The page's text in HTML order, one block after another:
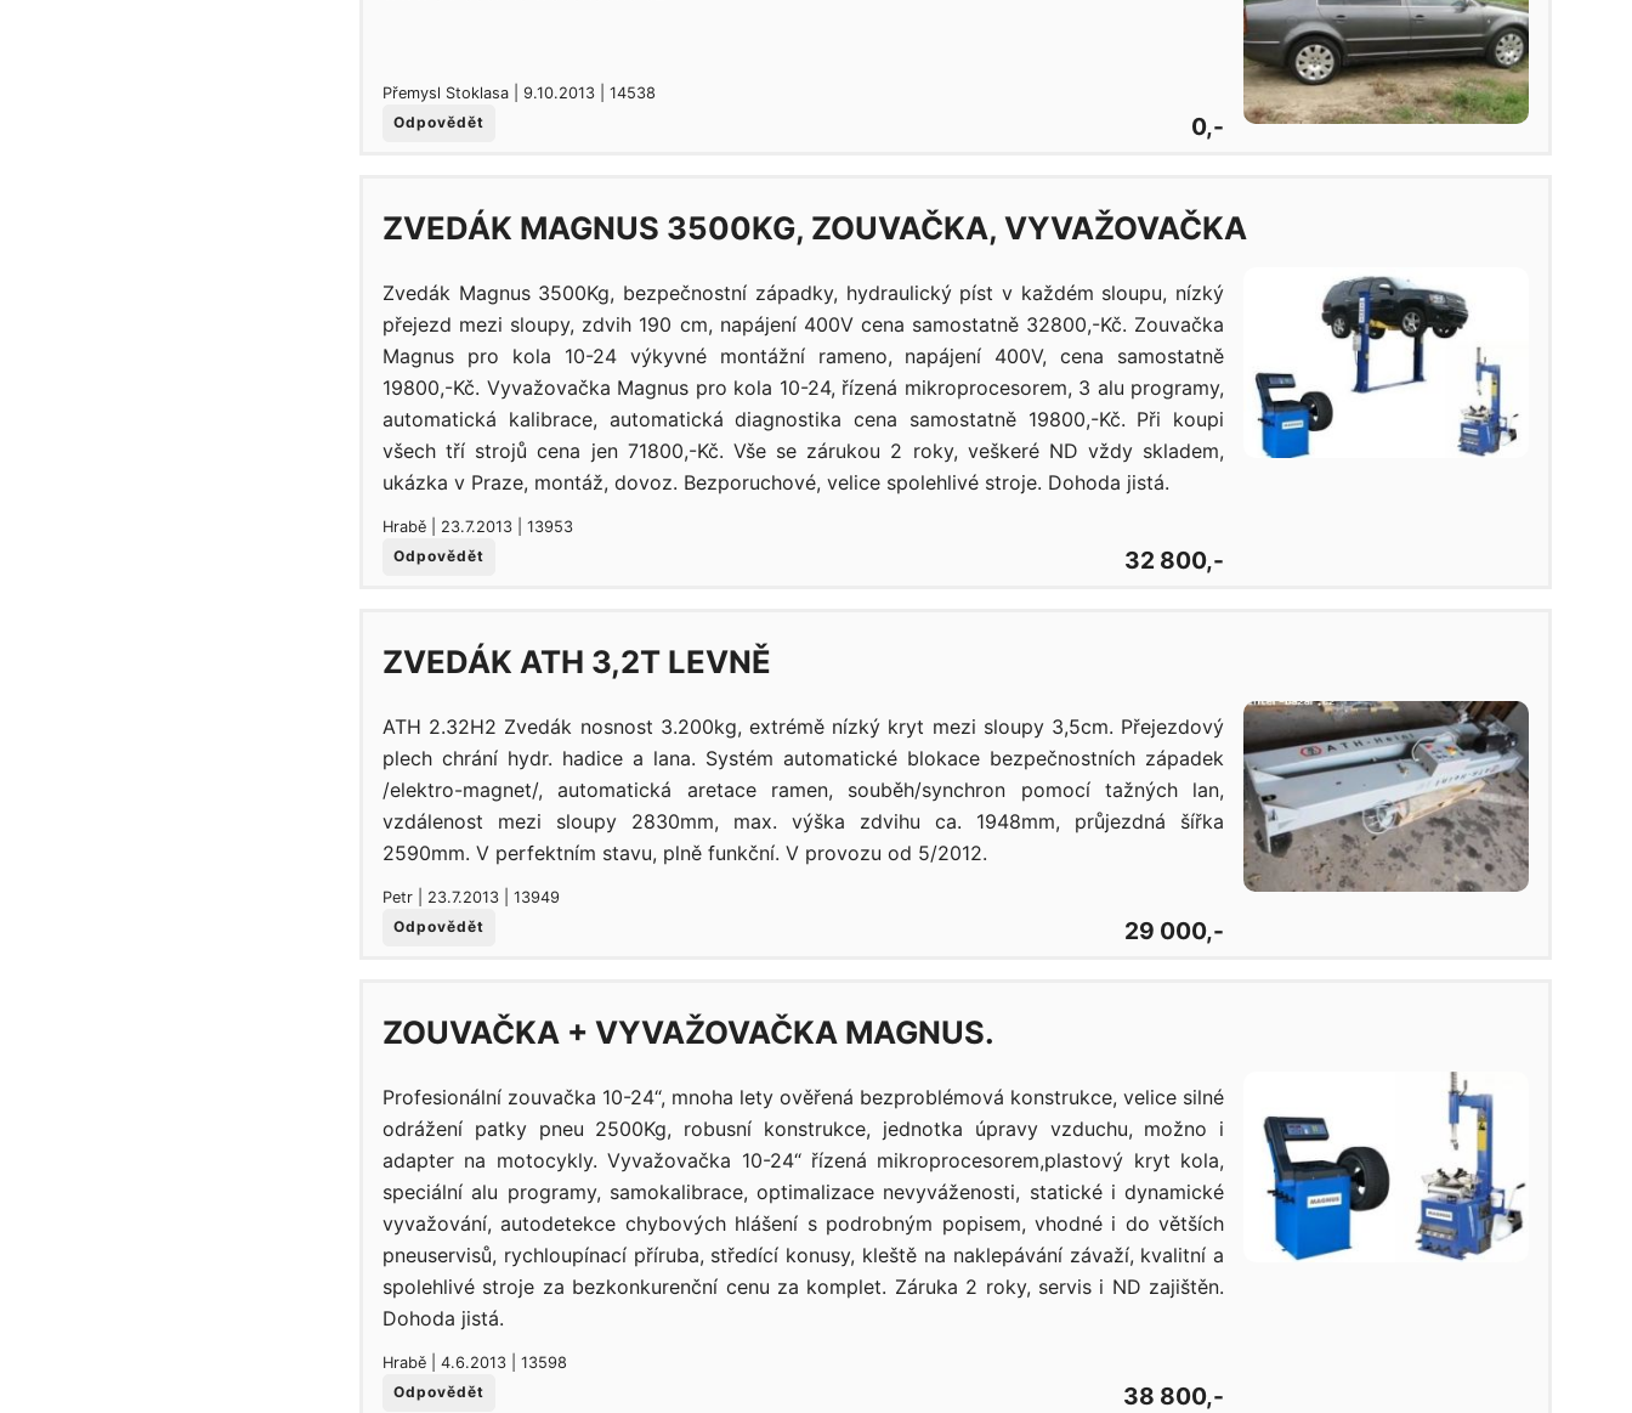
Přemysl Stoklasa | 9.10.2013 | 14538
Odpovědět
0,-
ZVEDÁK MAGNUS 3500KG, ZOUVAČKA, VYVAŽOVAČKA
Zvedák Magnus 3500Kg, bezpečnostní západky, hydraulický píst v každém sloupu, nízký
přejezd mezi sloupy, zdvih 190 cm, napájení 400V cena samostatně 32800,-Kč. Zouvačka
Magnus pro kola 10-24 výkyvné montážní rameno, napájení 400V, cena samostatně
19800,-Kč. Vyvažovačka Magnus pro kola 10-24, řízená mikroprocesorem, 3 alu programy,
automatická kalibrace, automatická diagnostika cena samostatně 19800,-Kč. Při koupi
všech tří strojů cena jen 71800,-Kč. Vše se zárukou 2 roky, veškeré ND vždy skladem,
ukázka v Praze, montáž, dovoz. Bezporuchové, velice spolehlivé stroje. Dohoda jistá.
Hrabě | 23.7.2013 | 13953
Odpovědět
32 800,-
ZVEDÁK ATH 3,2T LEVNĚ
ATH 2.32H2 Zvedák nosnost 3.200kg, extrémě nízký kryt mezi sloupy 3,5cm. Přejezdový
plech chrání hydr. hadice a lana. Systém automatické blokace bezpečnostních západek
/elektro-magnet/, automatická aretace ramen, souběh/synchron pomocí tažných lan,
vzdálenost mezi sloupy 2830mm, max. výška zdvihu ca. 1948mm, průjezdná šířka
2590mm. V perfektním stavu, plně funkční. V provozu od 5/2012.
Petr | 23.7.2013 | 13949
Odpovědět
29 000,-
ZOUVAČKA + VYVAŽOVAČKA MAGNUS.
Profesionální zouvačka 10-24“, mnoha lety ověřená bezproblémová konstrukce, velice silné
odrážení patky pneu 2500Kg, robusní konstrukce, jednotka úpravy vzduchu, možno i
adapter na motocykly. Vyvažovačka 10-24“ řízená mikroprocesorem,plastový kryt kola,
speciální alu programy, samokalibrace, optimalizace nevyváženosti, statické i dynamické
vyvažování, autodetekce chybových hlášení s podrobným popisem, vhodné i do větších
pneuservisů, rychloupínací příruba, středící konusy, kleště na naklepávání závaží, kvalitní a
spolehlivé stroje za bezkonkurenční cenu za komplet. Záruka 2 roky, servis i ND zajištěn.
Dohoda jistá.
Hrabě | 4.6.2013 | 13598
Odpovědět
38 800,-